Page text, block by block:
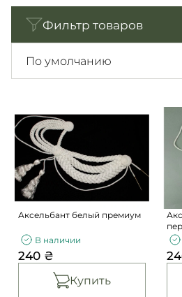
Избранное0
Войти
Язык: RU UA
Каталог
Акции
Про нас
Доставка и оплата
Возврат и обмен
Аксесуары
Фонари, бинокли и
Шевроны, патчи ,
Погоны
Фурнитура
Second Hand NATO
Фильтр товаров
По умолчанию
Аксельбант белый премиум
В наличии
240 ₴
Купить